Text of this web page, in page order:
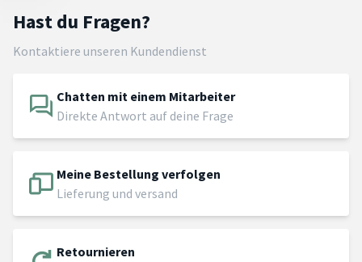
Hast du Fragen?
Kontaktiere unseren Kundendienst
Chatten mit einem Mitarbeiter
Direkte Antwort auf deine Frage
Meine Bestellung verfolgen
Lieferung und versand
Retournieren